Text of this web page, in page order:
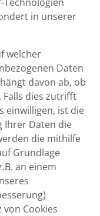
in unserer
welcher
Daten
davon ab, ob
Falls dies zutrifft
einwilligen, ist die
Ihrer Daten die
die mithilfe
Grundlage
an einem
Cookies